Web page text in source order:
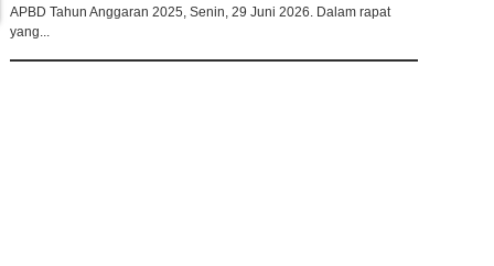
APBD Tahun Anggaran 2025, Senin, 29 Juni 2026. Dalam rapat
yang...